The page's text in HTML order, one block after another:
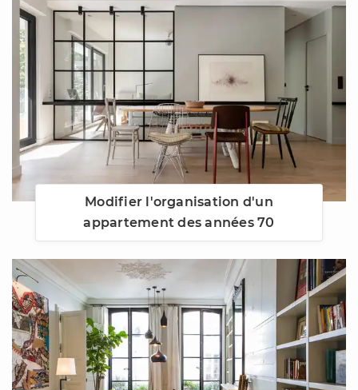
Modifier l'organisation d'un
appartement des années 70